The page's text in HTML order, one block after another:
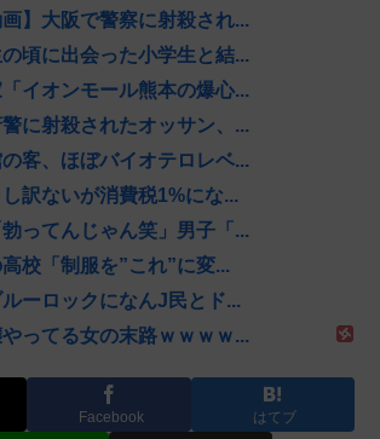
画】大阪で警察に射殺され...
の頃に出会った小学生と結...
「イオンモール熊本の爆心...
警に射殺されたオッサン、...
の客、ほぼバイオテロレベ...
訳ないが消費税1%にな...
勃ってんじゃん笑」男子「...
高校「制服を”これ”に変...
ルーロックになんJ民とド...
やってる女の末路ｗｗｗｗ...
Facebook はてブ